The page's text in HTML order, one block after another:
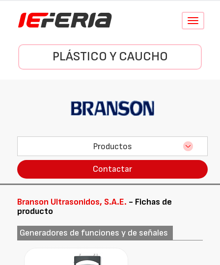
Conmutar
PLÁSTICO Y CAUCHO
Productos
Contactar
Branson Ultrasonidos, S.A.E. - Fichas de
producto
Generadores de funciones y de señales